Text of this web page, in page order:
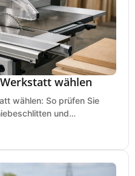
wählen
wählen: So prüfen Sie
und